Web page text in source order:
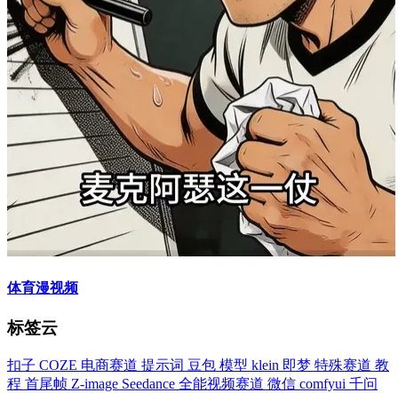
体育漫视频
标签云
扣子 COZE 电商赛道 提示词 豆包 模型 klein 即梦 特殊赛道 教
程 首尾帧 Z-image Seedance 全能视频赛道 微信 comfyui 千问